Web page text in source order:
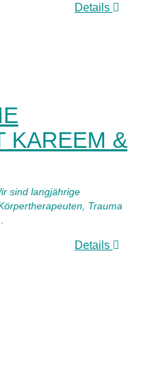
Details
KAREEM &
sind langjährige
Trauma
Details